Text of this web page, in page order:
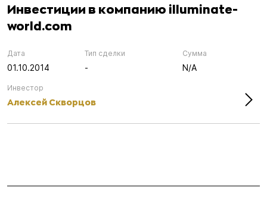
Инвестиции в компанию illuminate-
world.com
Дата
01.10.2014
Тип сделки
-
Сумма
N/A
Инвестор
Алексей Скворцов